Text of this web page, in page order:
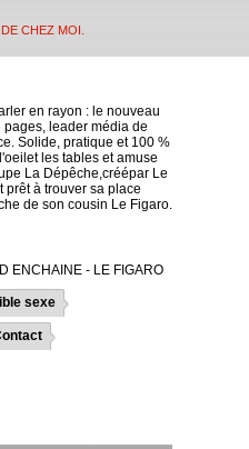
CHEZ MOI.
en rayon : le nouveau
leader média de
Solide, pratique et 100 %
les tables et amuse
La Dépêche,créépar Le
prêt à trouver sa place
de son cousin Le Figaro.
ENCHAINE - LE FIGARO
sexe